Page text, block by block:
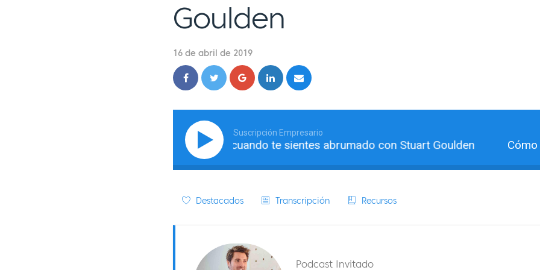
Goulden
16 de abril de 2019
Suscripción Empresario
Cómo tener éxito cuando te sientes abrumado con Stuart Goulden Cómo
Destacados Transcripción Recursos
Podcast Invitado